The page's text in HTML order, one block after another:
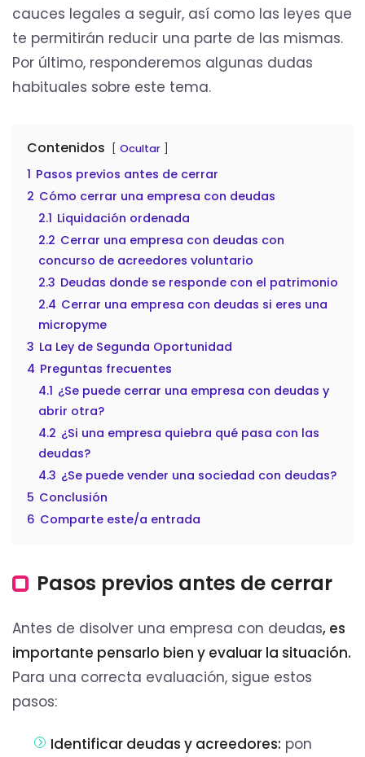
cauces legales a seguir, así como las leyes que
te permitirán reducir una parte de las mismas.
Por último, responderemos algunas dudas
habituales sobre este tema.
Contenidos Ocultar
1 Pasos previos antes de cerrar
2 Cómo cerrar una empresa con deudas
2.1 Liquidación ordenada
2.2 Cerrar una empresa con deudas con
concurso de acreedores voluntario
2.3 Deudas donde se responde con el patrimonio
2.4 Cerrar una empresa con deudas si eres una
micropyme
3 La Ley de Segunda Oportunidad
4 Preguntas frecuentes
4.1 ¿Se puede cerrar una empresa con deudas y
abrir otra?
4.2 ¿Si una empresa quiebra qué pasa con las
deudas?
4.3 ¿Se puede vender una sociedad con deudas?
5 Conclusión
6 Comparte este/a entrada
Pasos previos antes de cerrar
Antes de disolver una empresa con deudas, es
importante pensarlo bien y evaluar la situación.
Para una correcta evaluación, sigue estos
pasos:
Identificar deudas y acreedores: pon